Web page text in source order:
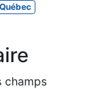
champs